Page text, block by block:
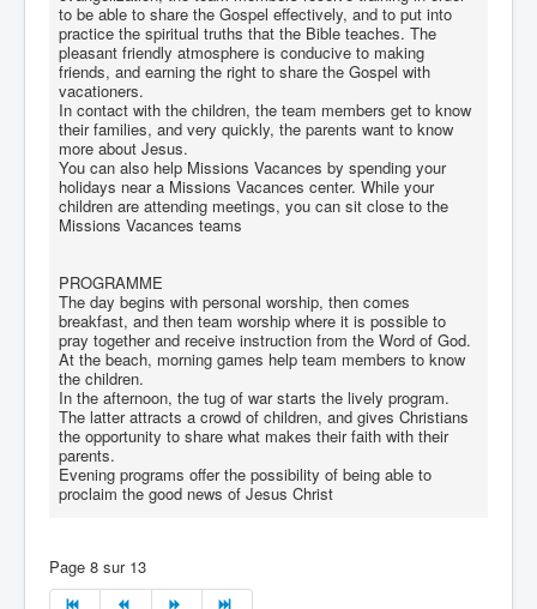
to be able to share the Gospel effectively, and to put into
practice the spiritual truths that the Bible teaches. The
pleasant friendly atmosphere is conducive to making
friends, and earning the right to share the Gospel with
vacationers.
In contact with the children, the team members get to know
their families, and very quickly, the parents want to know
more about Jesus.
You can also help Missions Vacances by spending your
holidays near a Missions Vacances center. While your
children are attending meetings, you can sit close to the
Missions Vacances teams
PROGRAMME
The day begins with personal worship, then comes
breakfast, and then team worship where it is possible to
pray together and receive instruction from the Word of God.
At the beach, morning games help team members to know
the children.
In the afternoon, the tug of war starts the lively program.
The latter attracts a crowd of children, and gives Christians
the opportunity to share what makes their faith with their
parents.
Evening programs offer the possibility of being able to
proclaim the good news of Jesus Christ
Page 8 sur 13